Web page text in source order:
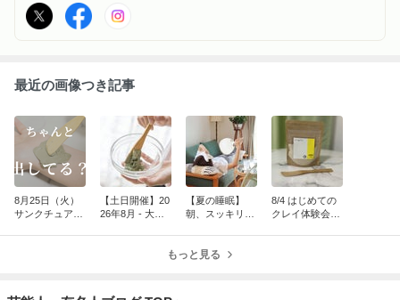
取り戻します。
最近の画像つき記事
8月25日（火）
サンクチュアリ
【土日開催】20
26年8月 - 大谷
【夏の睡眠】
朝、スッキリ起
とクレイ
8/4 はじめての
クレイ体験会
もっと見る